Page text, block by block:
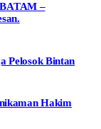
–
Pelosok Bintan
Hakim